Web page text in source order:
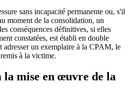
sans incapacité permanente ou, s'il
moment de la consolidation, un
conséquences définitives, si elles
constatées, est établi en double
un exemplaire à la CPAM, le
à la victime.
la mise en œuvre de la